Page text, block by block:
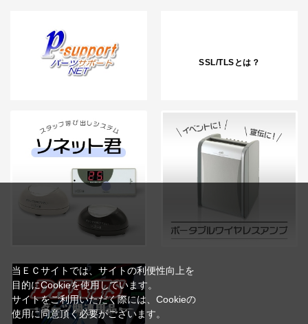
SSL/TLSとは？
当ＥＣサイトでは、サイトの利便性向上を
目的にCookieを使用しています。
サイトをご利用いただく際には、Cookieの
使用に同意頂く必要がございます。